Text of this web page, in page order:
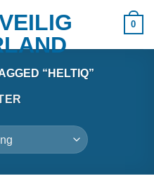
0
“HELTIQ”